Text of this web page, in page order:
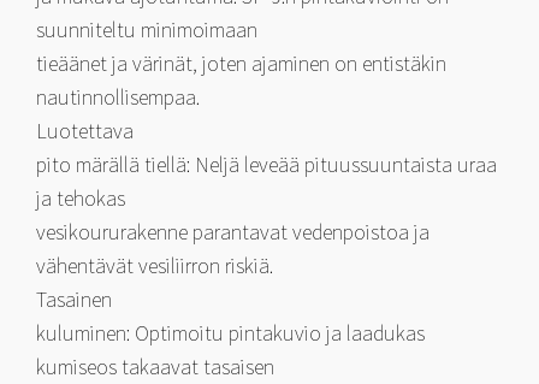
suunniteltu minimoimaan
tieäänet ja värinät, joten ajaminen on entistäkin
nautinnollisempaa.
Luotettava
pito märällä tiellä: Neljä leveää pituussuuntaista uraa
ja tehokas
vesikoururakenne parantavat vedenpoistoa ja
vähentävät vesiliirron riskiä.
Tasainen
kuluminen: Optimoitu pintakuvio ja laadukas
kumiseos takaavat tasaisen